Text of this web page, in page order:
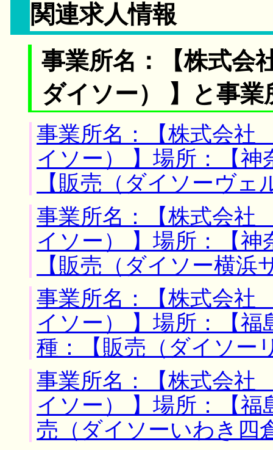
関連求人情報
事業所名：【株式会
ダイソー） 】と事
事業所名：【株式会
イソー） 】場所：【神
【販売（ダイソーヴェ
事業所名：【株式会
イソー） 】場所：【神
【販売（ダイソー横
事業所名：【株式会
イソー） 】場所：【福
種：【販売（ダイソー
事業所名：【株式会
イソー） 】場所：【
売（ダイソーいわき四